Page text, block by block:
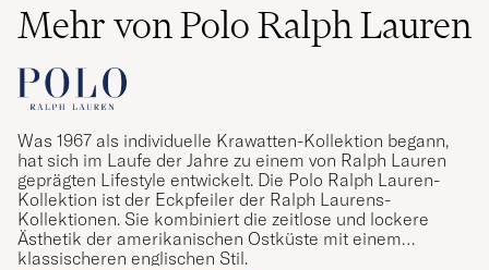
Mehr von Polo Ralph Lauren
Was 1967 als individuelle Krawatten-Kollektion begann,
hat sich im Laufe der Jahre zu einem von Ralph Lauren
geprägten Lifestyle entwickelt. Die Polo Ralph Lauren-
Kollektion ist der Eckpfeiler der Ralph Laurens-
Kollektionen. Sie kombiniert die zeitlose und lockere
Ästhetik der amerikanischen Ostküste mit einem
klassischeren englischen Stil.